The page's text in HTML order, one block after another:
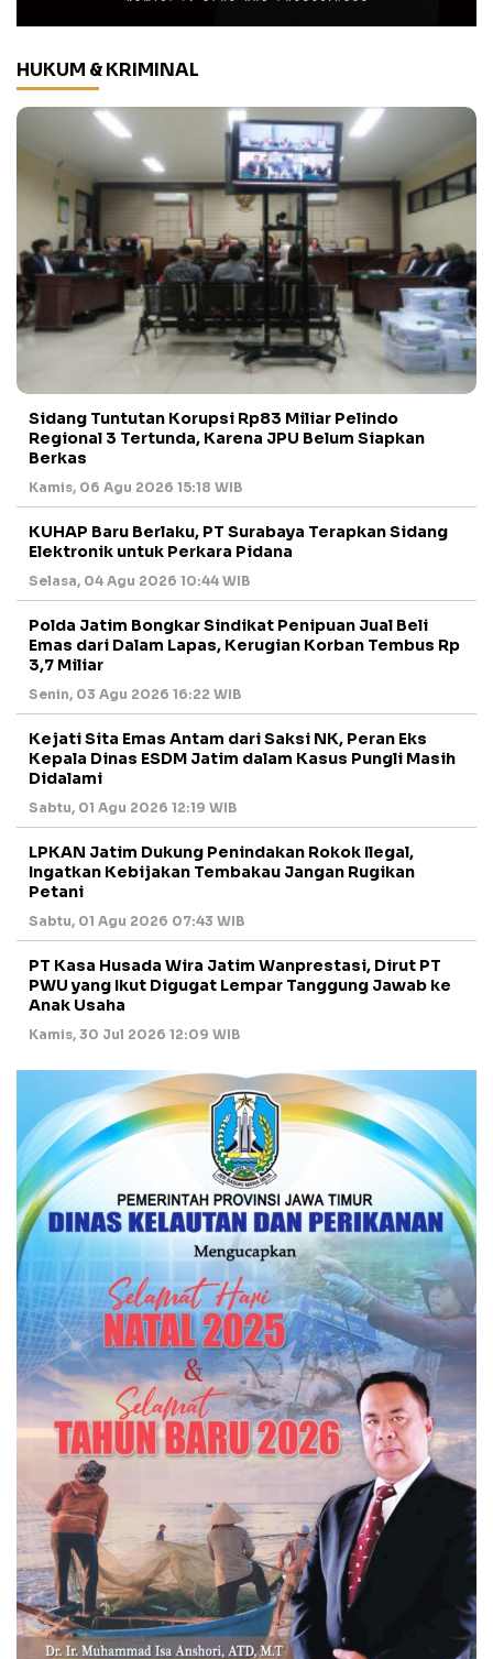
HUKUM & KRIMINAL
Sidang Tuntutan Korupsi Rp83 Miliar Pelindo
Regional 3 Tertunda, Karena JPU Belum Siapkan
Berkas
Kamis, 06 Agu 2026 15:18 WIB
KUHAP Baru Berlaku, PT Surabaya Terapkan Sidang
Elektronik untuk Perkara Pidana
Selasa, 04 Agu 2026 10:44 WIB
Polda Jatim Bongkar Sindikat Penipuan Jual Beli
Emas dari Dalam Lapas, Kerugian Korban Tembus Rp
3,7 Miliar
Senin, 03 Agu 2026 16:22 WIB
Kejati Sita Emas Antam dari Saksi NK, Peran Eks
Kepala Dinas ESDM Jatim dalam Kasus Pungli Masih
Didalami
Sabtu, 01 Agu 2026 12:19 WIB
LPKAN Jatim Dukung Penindakan Rokok Ilegal,
Ingatkan Kebijakan Tembakau Jangan Rugikan
Petani
Sabtu, 01 Agu 2026 07:43 WIB
PT Kasa Husada Wira Jatim Wanprestasi, Dirut PT
PWU yang Ikut Digugat Lempar Tanggung Jawab ke
Anak Usaha
Kamis, 30 Jul 2026 12:09 WIB